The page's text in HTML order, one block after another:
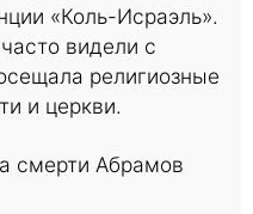
«Коль-Исраэль».
видели с
религиозные
и церкви.
смерти Абрамов